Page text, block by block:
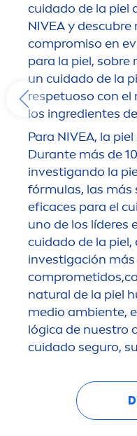
cuidado de la piel
NIVEAy descubre
compromiso en
para la piel,
un cuidado de la
respetuoso con el
los ingredientes de
Para NIVEA, la
Durante más de
investigando la
fórmulas, las más
eficaces para el
uno de los líderes
cuidado de la
investigación
natural de la piel
medio ambiente,
lógica de nuestro
cuidado seguro,